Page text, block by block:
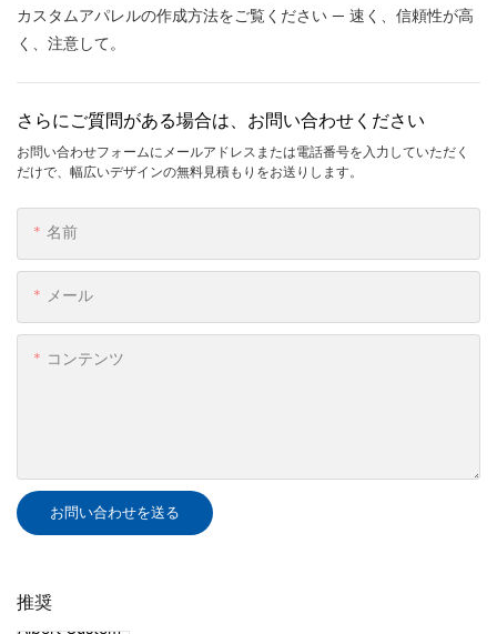
カスタムアパレルの作成方法をご覧ください — 速く、信頼性が高
く、注意して。
さらにご質問がある場合は、お問い合わせください
お問い合わせフォームにメールアドレスまたは電話番号を入力していただく
だけで、幅広いデザインの無料見積もりをお送りします。
名前
メール
コンテンツ
お問い合わせを送る
推奨